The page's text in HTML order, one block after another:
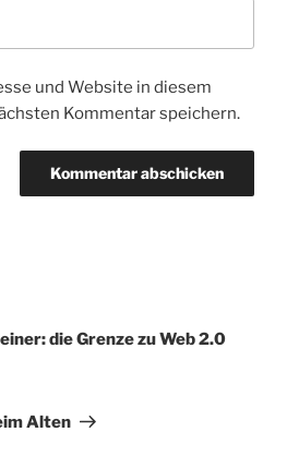
und Website in diesem
Kommentar speichern.
die Grenze zu Web 2.0
Alten